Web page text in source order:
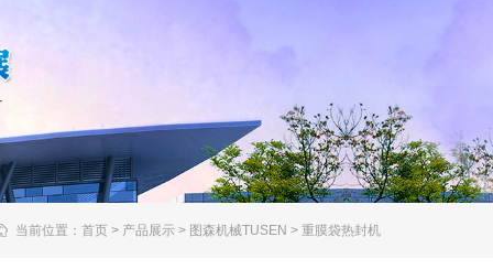
当前位置： 首页 > 产品展示 > 图森机械TUSEN > 重膜袋热封机